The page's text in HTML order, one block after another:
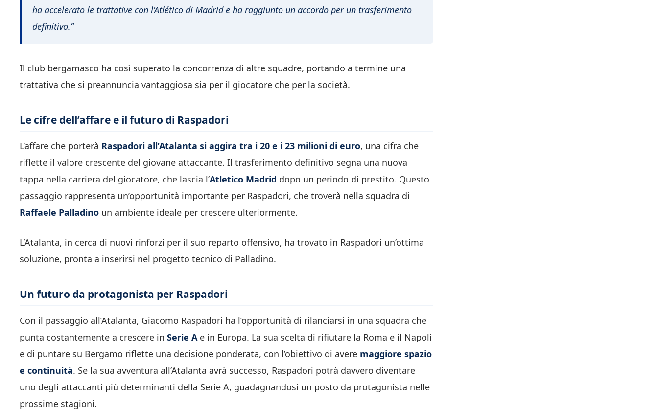
ha accelerato le trattative con l’Atlético di Madrid e ha raggiunto un accordo per un trasferimento
definitivo.”
Il club bergamasco ha così superato la concorrenza di altre squadre, portando a termine una
trattativa che si preannuncia vantaggiosa sia per il giocatore che per la società.
Le cifre dell’affare e il futuro di Raspadori
L’affare che porterà Raspadori all’Atalanta si aggira tra i 20 e i 23 milioni di euro, una cifra che
riflette il valore crescente del giovane attaccante. Il trasferimento definitivo segna una nuova
tappa nella carriera del giocatore, che lascia l’Atletico Madrid dopo un periodo di prestito. Questo
passaggio rappresenta un’opportunità importante per Raspadori, che troverà nella squadra di
Raffaele Palladino un ambiente ideale per crescere ulteriormente.
L’Atalanta, in cerca di nuovi rinforzi per il suo reparto offensivo, ha trovato in Raspadori un’ottima
soluzione, pronta a inserirsi nel progetto tecnico di Palladino.
Un futuro da protagonista per Raspadori
Con il passaggio all’Atalanta, Giacomo Raspadori ha l’opportunità di rilanciarsi in una squadra che
punta costantemente a crescere in Serie A e in Europa. La sua scelta di rifiutare la Roma e il Napoli
e di puntare su Bergamo riflette una decisione ponderata, con l’obiettivo di avere maggiore spazio
e continuità. Se la sua avventura all’Atalanta avrà successo, Raspadori potrà davvero diventare
uno degli attaccanti più determinanti della Serie A, guadagnandosi un posto da protagonista nelle
prossime stagioni.